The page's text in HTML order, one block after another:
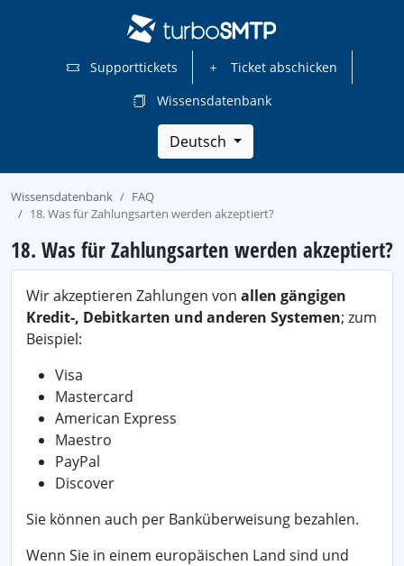
Supporttickets
Ticket abschicken
Wissensdatenbank
Deutsch
Wissensdatenbank
FAQ
18. Was für Zahlungsarten werden akzeptiert?
18. Was für Zahlungsarten werden akzeptiert?
Wir akzeptieren Zahlungen von allen gängigen
Kredit-, Debitkarten und anderen Systemen; zum
Beispiel:
Visa
Mastercard
American Express
Maestro
PayPal
Discover
Sie können auch per Banküberweisung bezahlen.
Wenn Sie in einem europäischen Land sind und